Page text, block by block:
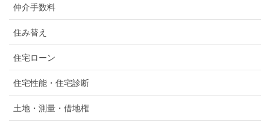
仲介手数料
住み替え
住宅ローン
住宅性能・住宅診断
土地・測量・借地権